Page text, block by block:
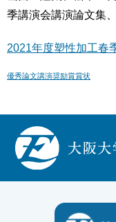
季講演会講演論文集
2021年度塑性加工春
優秀論文講演奨励賞賞状